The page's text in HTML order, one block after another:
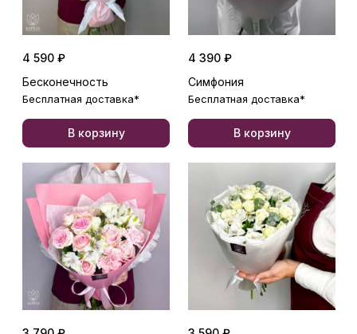
4 590 ₽
Бесконечность
Бесплатная доставка*
В корзину
4 390 ₽
Симфония
Бесплатная доставка*
В корзину